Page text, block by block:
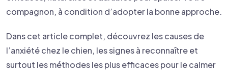
compagnon, à condition d’adopter la bonne approche.
Dans cet article complet, découvrez les causes de
l’anxiété chez le chien, les signes à reconnaître et
surtout les méthodes les plus efficaces pour le calmer